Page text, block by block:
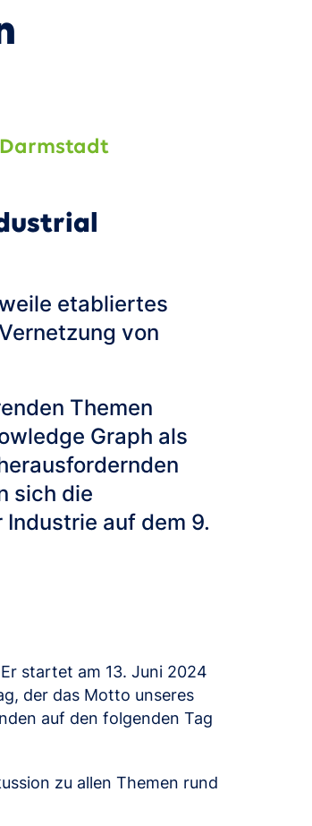
Darmstadt
etabliertes
von
Themen
Graph als
sich die
Industrie auf dem 9.
startet am 13. Juni 2024
der das Motto unseres
auf den folgenden Tag
zu allen Themen rund